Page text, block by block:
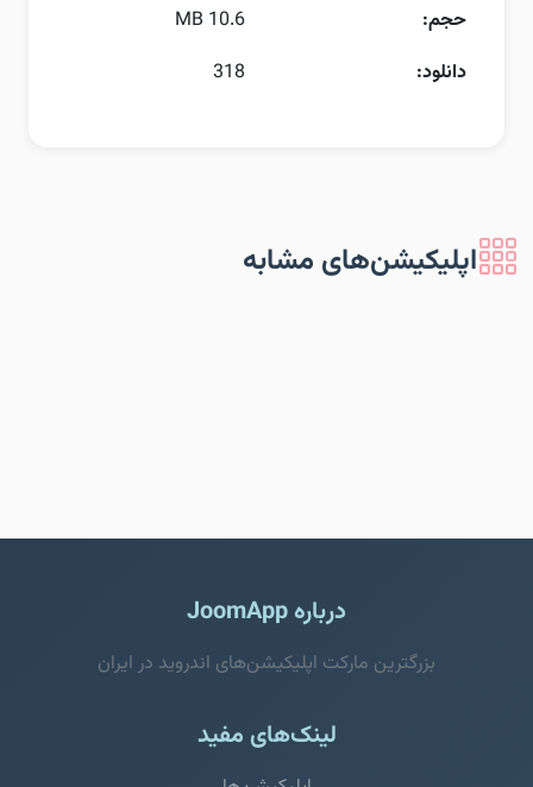
حجم:
10.6 MB
دانلود:
318
اپلیکیشن‌های مشابه
درباره JoomApp
بزرگترین مارکت اپلیکیشن‌های اندروید در ایران
لینک‌های مفید